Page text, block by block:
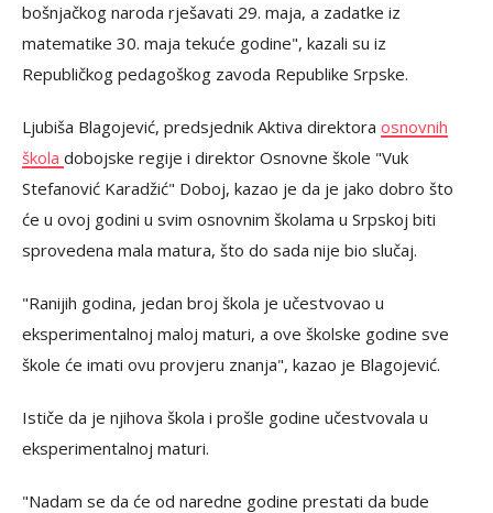
bošnjačkog naroda rješavati 29. maja, a zadatke iz
matematike 30. maja tekuće godine", kazali su iz
Republičkog pedagoškog zavoda Republike Srpske.
Ljubiša Blagojević, predsjednik Aktiva direktora osnovnih
škola dobojske regije i direktor Osnovne škole "Vuk
Stefanović Karadžić" Doboj, kazao je da je jako dobro što
će u ovoj godini u svim osnovnim školama u Srpskoj biti
sprovedena mala matura, što do sada nije bio slučaj.
"Ranijih godina, jedan broj škola je učestvovao u
eksperimentalnoj maloj maturi, a ove školske godine sve
škole će imati ovu provjeru znanja", kazao je Blagojević.
Ističe da je njihova škola i prošle godine učestvovala u
eksperimentalnoj maturi.
"Nadam se da će od naredne godine prestati da bude